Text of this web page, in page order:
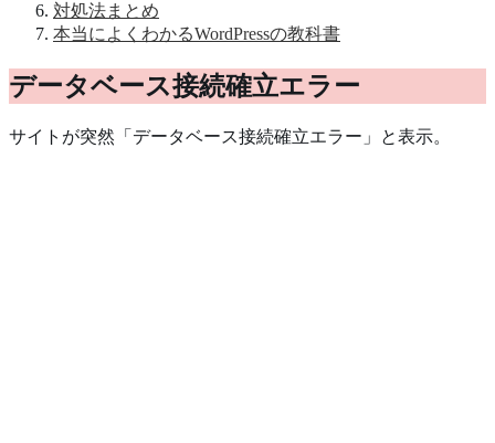
対処法まとめ
本当によくわかるWordPressの教科書
データベース接続確立エラー
サイトが突然「データベース接続確立エラー」と表示。